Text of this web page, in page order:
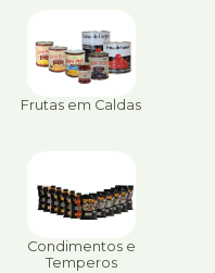
Frutas em Caldas
Condimentos e
Temperos